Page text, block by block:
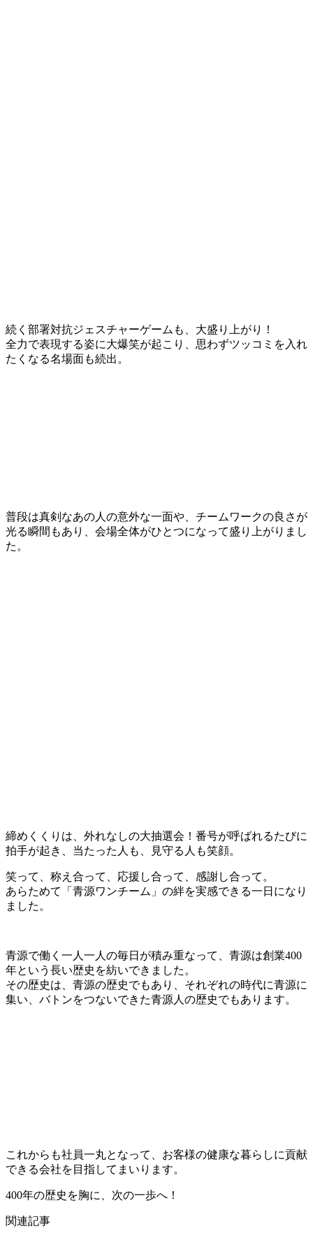
続く部署対抗ジェスチャーゲームも、大盛り上がり！
全力で表現する姿に大爆笑が起こり、思わずツッコミを入れ
たくなる名場面も続出。
普段は真剣なあの人の意外な一面や、チームワークの良さが
光る瞬間もあり、会場全体がひとつになって盛り上がりまし
た。
締めくくりは、外れなしの大抽選会！番号が呼ばれるたびに
拍手が起き、当たった人も、見守る人も笑顔。
笑って、称え合って、応援し合って、感謝し合って。
あらためて「青源ワンチーム」の絆を実感できる一日になり
ました。
青源で働く一人一人の毎日が積み重なって、青源は創業400
年という長い歴史を紡いできました。
その歴史は、青源の歴史でもあり、それぞれの時代に青源に
集い、バトンをつないできた青源人の歴史でもあります。
これからも社員一丸となって、お客様の健康な暮らしに貢献
できる会社を目指してまいります。
400年の歴史を胸に、次の一歩へ！
関連記事